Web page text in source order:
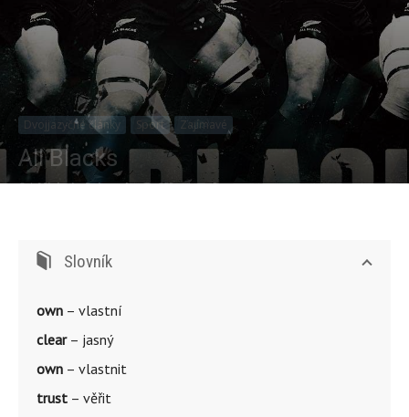
Dvojjazyčné články Sport Zajímavé
All Blacks
Od Michala Pokorná - 559 0
Slovník
own – vlastní
clear– jasný
own – vlastnit
trust – věřit